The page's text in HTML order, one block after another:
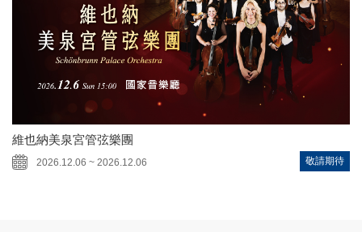
維也納美泉宮管弦樂團
2026.12.06 ~ 2026.12.06 敬請期待